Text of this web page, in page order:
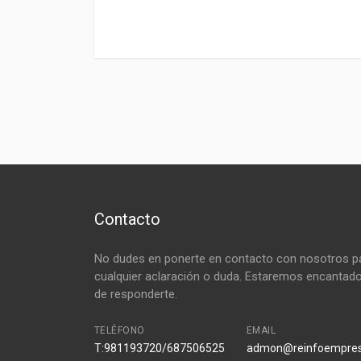
Contacto
No dudes en ponerte en contacto con nosotros
cualquier aclaración o duda. Estaremos
de responderte.
TELÉFONO
T:981193720/687506525
EMAIL